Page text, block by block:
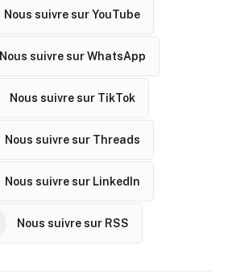
Nous suivre sur YouTube
Nous suivre sur WhatsApp
Nous suivre sur TikTok
Nous suivre sur Threads
Nous suivre sur LinkedIn
Nous suivre sur RSS